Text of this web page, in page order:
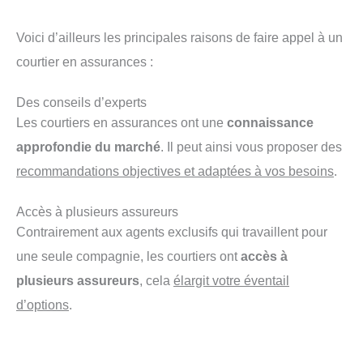
Voici d’ailleurs les principales raisons de faire appel à un
courtier en assurances :
Des conseils d’experts
Les courtiers en assurances ont une connaissance
approfondie du marché. Il peut ainsi vous proposer des
recommandations objectives et adaptées à vos besoins.
Accès à plusieurs assureurs
Contrairement aux agents exclusifs qui travaillent pour
une seule compagnie, les courtiers ontaccès à
plusieurs assureurs, cela élargit votre éventail
d’options.